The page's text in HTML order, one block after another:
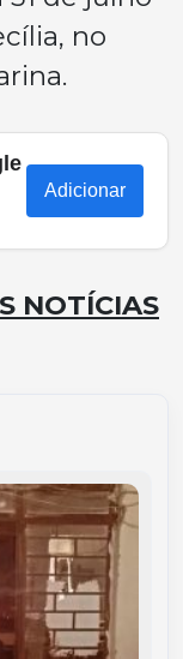
no
Adicionar
NOTÍCIAS